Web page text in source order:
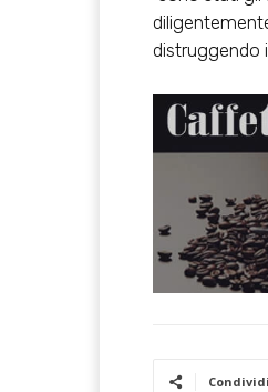
distruggendo
Condividi